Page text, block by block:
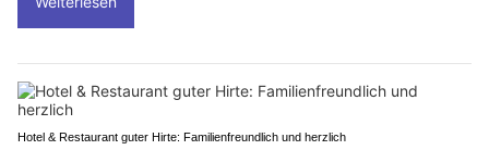
Hotel & Restaurant guter Hirte: Familienfreundlich und herzlich